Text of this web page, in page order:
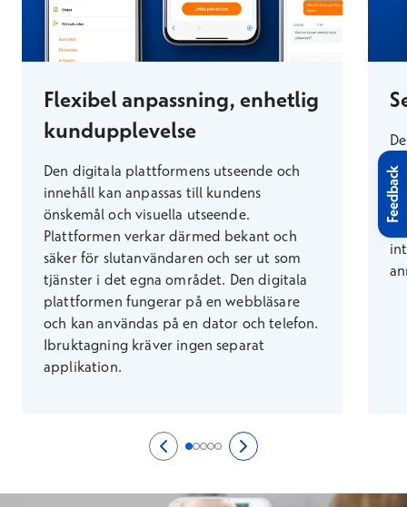
Flexibel anpassning, enhetlig
kundupplevelse
Den digitala plattformens utseende och
innehåll kan anpassas till kundens
önskemål och visuella utseende.
Plattformen verkar därmed bekant och
säker för slutanvändaren och ser ut som
tjänster i det egna området. Den digitala
plattformen fungerar på en webbläsare
och kan användas på en dator och telefon.
Ibruktagning kräver ingen separat
applikation.
Edellinen sivu
0/5 Sida 1/5
Sida 2/5
Sida 3/5
Sida 4/5
Sida 5/5Seuraava sivu
2/5
Feedback